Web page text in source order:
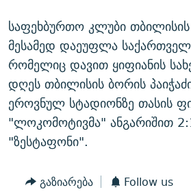
ᲒᲐᲜᲙᲘᲗᲮᲕᲘᲡ ᲓᲦᲔ
ᲓᲘᲚᲘᲡ ᲡᲐᲣᲑᲠᲔᲑᲘ
ᲛᲝᲚᲐᲞᲐᲠᲐᲙᲔ ᲢᲔᲥᲡᲢᲔᲑᲘ
ᲨᲘᲜ - ᲣᲪᲮᲝᲔᲗᲨᲘ
ᲚᲘᲢᲔᲠᲐᲢᲣᲠᲣᲚᲘ ᲬᲐᲮᲜᲐᲒᲔᲑᲘ
ᲐᲛᲔᲠᲘᲙᲣᲚᲘ ᲛᲝᲗᲮᲠᲝᲑᲐ
ᲘᲛᲞᲔᲠᲘᲐ ᲓᲐ ᲠᲐᲓᲘᲝ
ᲣᲙᲠᲐᲘᲜᲐᲨᲘ ᲓᲐᲦᲣᲞᲣᲚᲘ ᲥᲐᲠᲗᲕᲔᲚᲘ
ᲓᲐᲛᲝᲣᲙᲘᲓᲔᲑᲚᲝᲑᲘᲡ 100 ᲬᲔᲚᲘ
ᲩᲔᲛᲘ ᲡᲘᲙᲕᲓᲘᲚᲘᲡ ᲛᲘᲖᲔᲖᲘᲐ COVID-19
11 ᲬᲔᲚᲘ - 11 ᲐᲛᲑᲐᲕᲘ
ᲡᲐᲞᲐᲠᲚᲐᲛᲔᲜᲢᲝ ᲐᲠᲩᲔᲕᲜᲔᲑᲘᲡ ᲘᲡᲢᲝᲠᲘᲐ
ᲑᲐᲕᲨᲕᲔᲑᲘ ᲞᲠᲝᲡᲢᲘᲢᲣᲪᲘᲐᲨᲘ -
5 ᲐᲛᲑᲐᲕᲘ - 20 ᲘᲕᲜᲘᲡᲡ ᲓᲐᲨᲐᲕᲔᲑᲣᲚᲔᲑᲘ
ЭХО КАВКАЗА
ᲒᲐᲛᲝᲘᲬᲔᲠᲔ
რთე/რთ-ის ყველა საიტი
საფეხბურთო კლუბი
მესამედ დაეუფლა
რომელიც დავით ყიფიანის
დღეს თბილისის ბორის
ეროვნულ სტადიონზე თასის
"ლოკომოტივმა" ანგარიშით
"ზესტაფონი".
გაზიარება Follow us